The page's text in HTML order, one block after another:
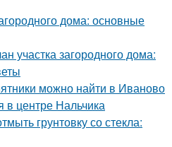
дома: основные
участка загородного дома:
можно найти в Иваново
в центре Нальчика
грунтовку со стекла: